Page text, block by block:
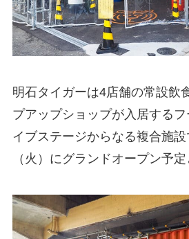
明石タイガーは4店舗の常設飲
プアップショップが入居する
イブステージからなる複合施
（火）にグランドオープン予